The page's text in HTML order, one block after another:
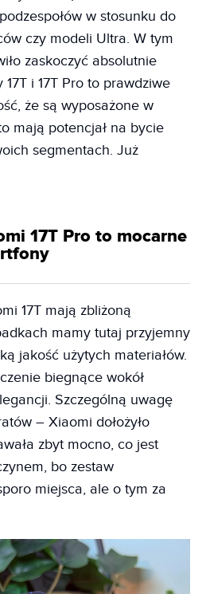
w stosunku do
czy modeli Ultra. W tym
zaskoczyć absolutnie
i 17T Pro to prawdziwe
że są wyposażone w
mają potencjał na bycie
segmentach. Już
17T Pro to mocarne
17T mają zbliżoną
mamy tutaj przyjemny
jakość użytych materiałów.
biegnące wokół
Szczególną uwagę
– Xiaomi dołożyło
zbyt mocno, co jest
bo zestaw
miejsca, ale o tym za